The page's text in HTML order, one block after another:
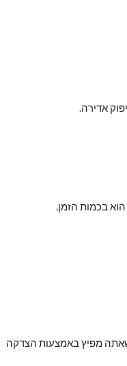
אדירה.
בכמות הזמן.